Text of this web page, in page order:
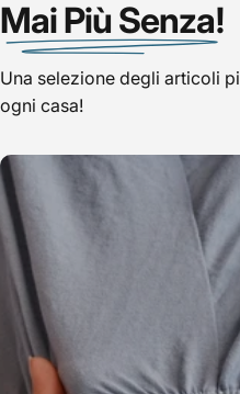
Mai Più Senza!
Una selezione degli articoli
ogni casa!